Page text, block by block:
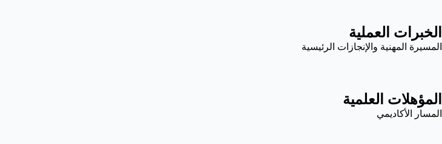
الخبرات العملية
المسيرة المهنية والإنجازات الرئيسية
المؤهلات العلمية
المسار الأكاديمي